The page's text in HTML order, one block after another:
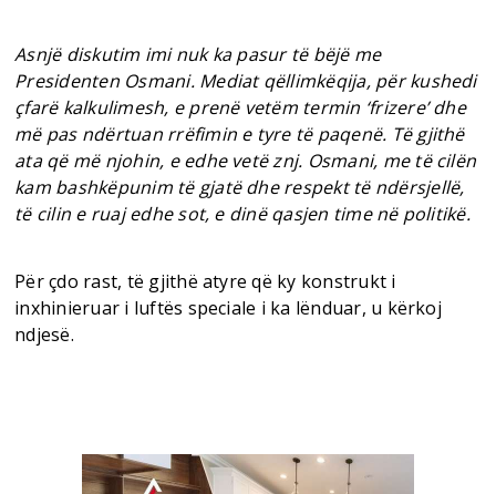
Asnjë diskutim imi nuk ka pasur të bëjë me
Presidenten Osmani. Mediat qëllimkëqija, për kushedi
çfarë kalkulimesh, e prenë vetëm termin ‘frizere’ dhe
më pas ndërtuan rrëfimin e tyre të paqenë. Të gjithë
ata që më njohin, e edhe vetë znj. Osmani, me të cilën
kam bashkëpunim të gjatë dhe respekt të ndërsjellë,
të cilin e ruaj edhe sot, e dinë qasjen time në politikë.
Për çdo rast, të gjithë atyre që ky konstrukt i
inxhinieruar i luftës speciale i ka lënduar, u kërkoj
ndjesë.